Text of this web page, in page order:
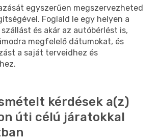
egyszerűen megszervezheted
Foglald le egy helyen a
és akár az autóbérlést is,
megfelelő dátumokat, és
a saját terveidhez és
kérdések a(z)
úti célú járatokkal